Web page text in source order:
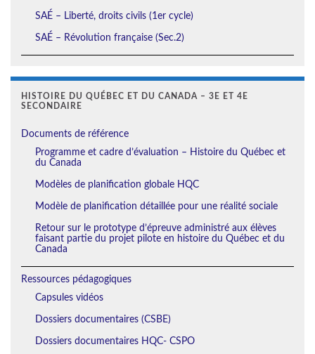
SAÉ – Liberté, droits civils (1er cycle)
SAÉ – Révolution française (Sec.2)
HISTOIRE DU QUÉBEC ET DU CANADA – 3E ET 4E
SECONDAIRE
Documents de référence
Programme et cadre d’évaluation – Histoire du Québec et
du Canada
Modèles de planification globale HQC
Modèle de planification détaillée pour une réalité sociale
Retour sur le prototype d’épreuve administré aux élèves
faisant partie du projet pilote en histoire du Québec et du
Canada
Ressources pédagogiques
Capsules vidéos
Dossiers documentaires (CSBE)
Dossiers documentaires HQC- CSPO